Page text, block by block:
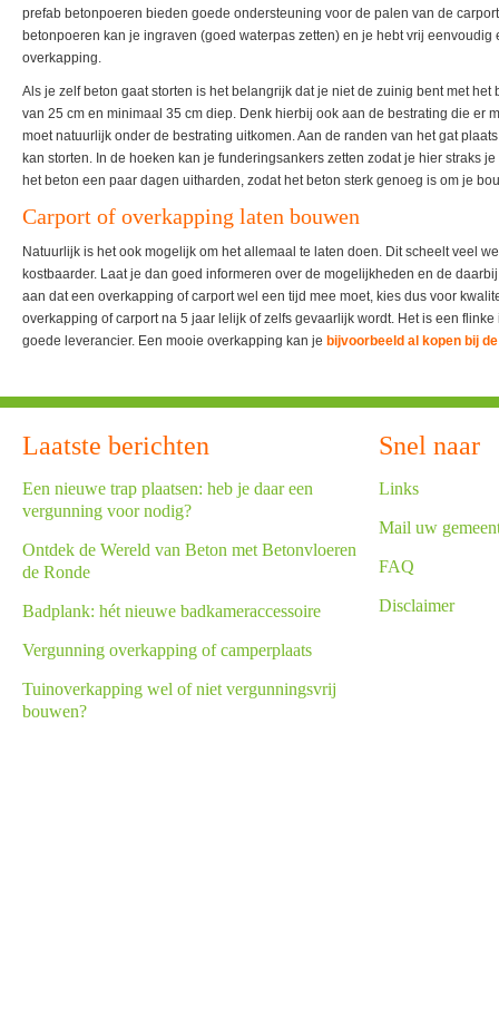
prefab betonpoeren bieden goede ondersteuning voor de palen van de
betonpoeren kan je ingraven (goed waterpas zetten) en je hebt vrij eenvoudig
overkapping.
Als je zelf beton gaat storten is het belangrijk dat je niet de zuinig bent met het
van 25 cm en minimaal 35 cm diep. Denk hierbij ook aan de bestrating die er
moet natuurlijk onder de bestrating uitkomen. Aan de randen van het gat
kan storten. In de hoeken kan je funderingsankers zetten zodat je hier straks
het beton een paar dagen uitharden, zodat het beton sterk genoeg is om je
Carport of overkapping laten bouwen
Natuurlijk is het ook mogelijk om het allemaal te laten doen. Dit scheelt veel
kostbaarder. Laat je dan goed informeren over de mogelijkheden en de
aan dat een overkapping of carport wel een tijd mee moet, kies dus voor
overkapping of carport na 5 jaar lelijk of zelfs gevaarlijk wordt. Het is een
goede leverancier. Een mooie overkapping kan je bijvoorbeeld al kopen bij
Laatste berichten
Een nieuwe trap plaatsen: heb je daar een
vergunning voor nodig?
Ontdek de Wereld van Beton met Betonvloeren
de Ronde
Badplank: hét nieuwe badkameraccessoire
Vergunning overkapping of camperplaats
Tuinoverkapping wel of niet vergunningsvrij
bouwen?
Snel naar
Links
Mail uw
FAQ
Disclaimer